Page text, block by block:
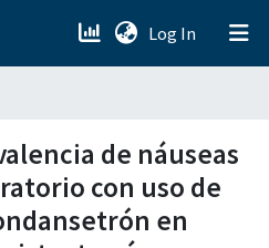
Log In (current)
de náuseas
con uso de
en